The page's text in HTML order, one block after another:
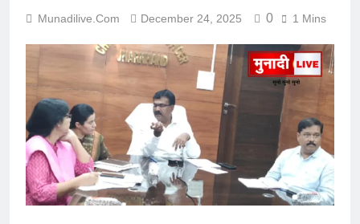
Munadilive.com December 24, 2025 0 1 Mins